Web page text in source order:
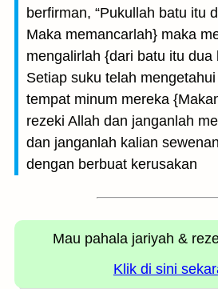
berfirman, “Pukullah batu itu
Maka memancarlah} maka
mengalirlah {dari batu itu dua
Setiap suku telah
tempat minum mereka
rezeki Allah dan janganlah
dan janganlah kalian
dengan berbuat kerusakan
Mau pahala jariyah &
Klik di sini